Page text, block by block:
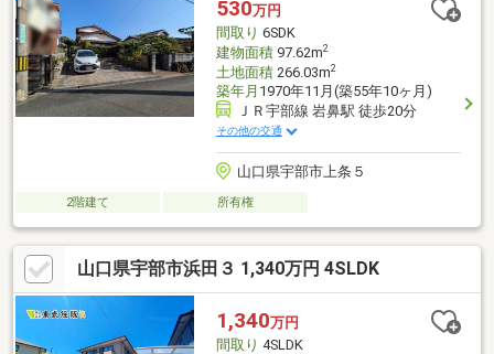
530万円
間取り 6SDK
建物面積97.62m2
土地面積266.03m2
築年月 1970年11月(築55年10ヶ月)
ＪＲ宇部線 岩鼻駅 徒歩20分
その他の交通
山口県宇部市上条５
2階建て 所有権
山口県宇部市浜田３ 1,340万円 4SLDK
1,340万円
間取り 4SLDK